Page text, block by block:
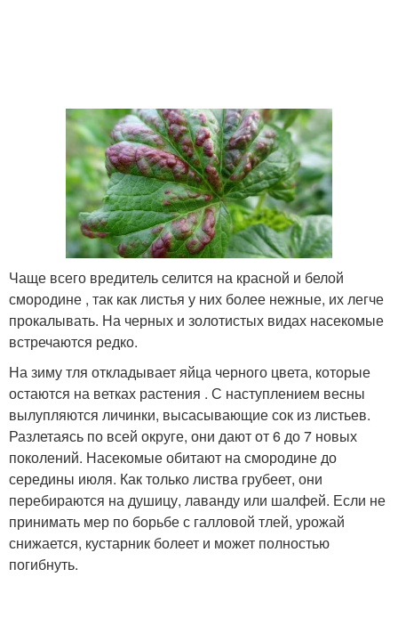
Чаще всего вредитель селится на красной и белой
смородине , так как листья у них более нежные, их легче
прокалывать. На черных и золотистых видах насекомые
встречаются редко.
На зиму тля откладывает яйца черного цвета, которые
остаются на ветках растения . С наступлением весны
вылупляются личинки, высасывающие сок из листьев.
Разлетаясь по всей округе, они дают от 6 до 7 новых
поколений. Насекомые обитают на смородине до
середины июля. Как только листва грубеет, они
перебираются на душицу, лаванду или шалфей. Если не
принимать мер по борьбе с галловой тлей, урожай
снижается, кустарник болеет и может полностью
погибнуть.